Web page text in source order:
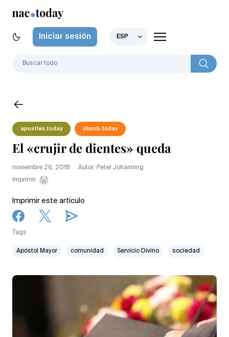
Iniciar sesión ESP
apostles.today church.today
El «crujir de dientes» queda
noviembre 26, 2018
Autor: Peter Johanning
Imprimir
Imprimir este artículo
Tags
Apóstol Mayor comunidad Servicio Divino sociedad